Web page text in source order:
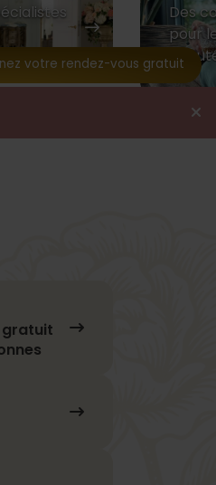
votre rendez-vous gratuit
Des
pour
gratuit